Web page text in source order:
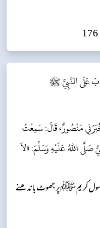
عَلَى النَّبِيِّ ﷺ
مَنْصُورٌ، قَالَ: سَمِعْتُ
اللهُ عَلَيْهِ وَسَلَّمَ: «لاَ
کریمﷺپر جھوٹ باندھنے